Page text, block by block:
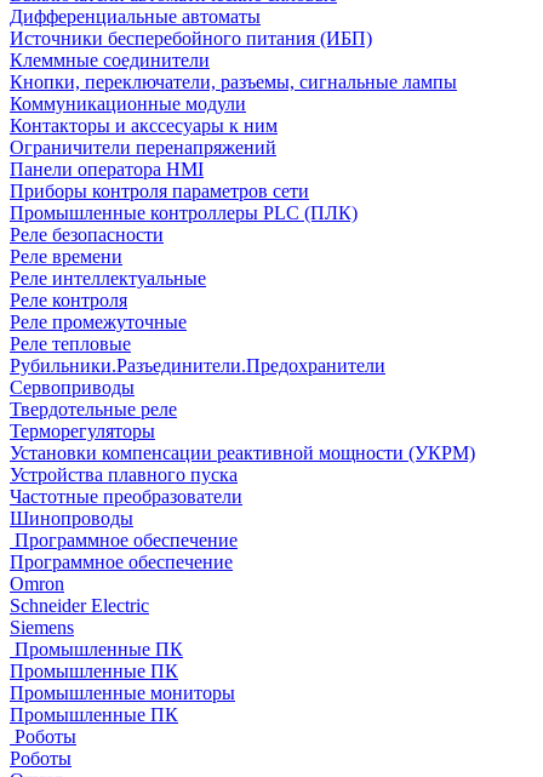
Дифференциальные автоматы
Источники бесперебойного питания (ИБП)
Клеммные соединители
Кнопки, переключатели, разъемы, сигнальные лампы
Коммуникационные модули
Контакторы и акссесуары к ним
Ограничители перенапряжений
Панели оператора HMI
Приборы контроля параметров сети
Промышленные контроллеры PLC (ПЛК)
Реле безопасности
Реле времени
Реле интеллектуальные
Реле контроля
Реле промежуточные
Реле тепловые
Рубильники.Разъединители.Предохранители
Сервоприводы
Твердотельные реле
Терморегуляторы
Установки компенсации реактивной мощности (УКРМ)
Устройства плавного пуска
Частотные преобразователи
Шинопроводы
Программное обеспечение
Программное обеспечение
Omron
Schneider Electric
Siemens
Промышленные ПК
Промышленные ПК
Промышленные мониторы
Промышленные ПК
Роботы
Роботы